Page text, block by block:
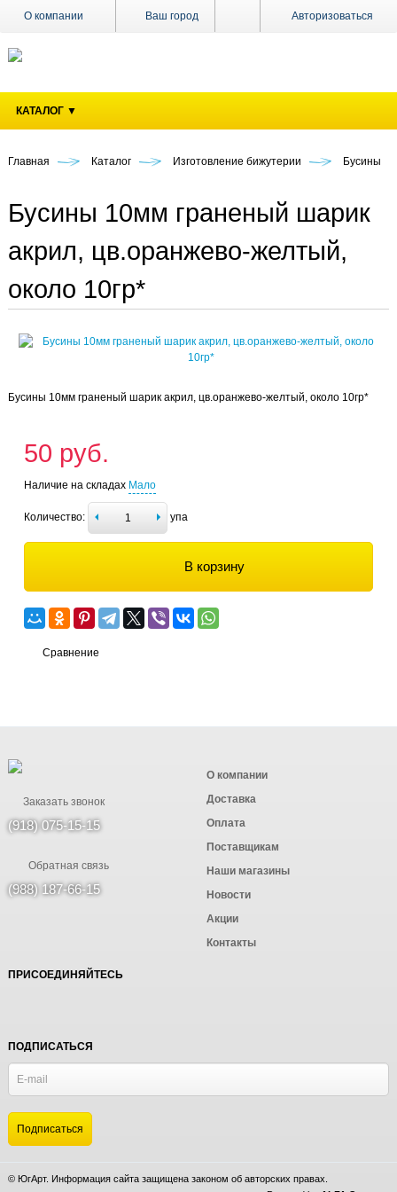
Ваш город Авторизоваться
О компании
Поставщикам
магазины
Акции
Контакты
КАТАЛОГ ▼
Главная Каталог Изготовление бижутерии Бусины
Бусины 10мм граненый шарик
акрил, цв.оранжево-желтый,
около 10гр*
Бусины 10мм граненый шарик акрил, цв.оранжево-желтый, около 10гр*
50 руб.
Наличие на складах Мало
Количество: упа
В корзину
Сравнение
Заказать звонок
(918) 075-15-15
Обратная связь
(988) 187-66-15
О компании
Доставка
Оплата
Поставщикам
Наши магазины
Новости
Акции
Контакты
ПРИСОЕДИНЯЙТЕСЬ
ПОДПИСАТЬСЯ
© ЮгАрт. Информация сайта защищена законом об авторских правах.